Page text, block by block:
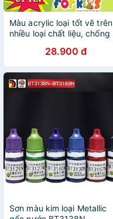
Màu acrylic loại tốt vẽ trên
nhiều loại chất liệu, chống
cho bé tô màu sáng tạo
28.900 đ
Sơn màu kim loại Metallic